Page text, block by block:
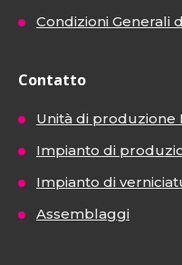
Condizioni Generali
Contatto
Unità di produzione
Impianto di
Impianto di
Assemblaggi